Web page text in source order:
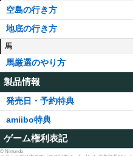
空島の行き方
地底の行き方
馬
馬厳選のやり方
製品情報
発売日・予約特典
amiibo特典
ゲーム権利表記
©︎ Nintendo